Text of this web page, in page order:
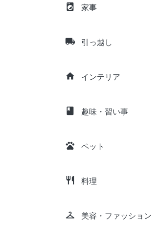
local_laundry_service 家事
local_shipping 引っ越し
home インテリア
class 趣味・習い事
pets ペット
restaurant 料理
checkroom 美容・ファッション